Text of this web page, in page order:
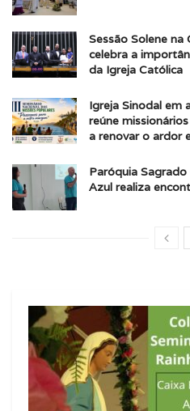
Sessão Solene
celebra a
da Igreja Católica
Igreja Sinodal em
reúne
a renovar o ardor
Paróquia
Azul realiza